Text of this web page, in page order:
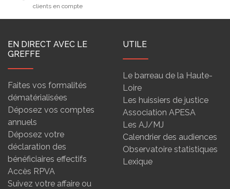
clients en compte
EN DIRECT AVEC LE
GREFFE
Faites vos formalités
dématérialisées
Déposez vos comptes
annuels
Déposez votre
déclaration des
bénéficiaires effectifs
Accès RPVA
Suivez votre affaire ou
UTILE
Le barreau de la Haute-
Loire
Les huissiers de justice
Association APESA
Les AJ/MJ
Calendrier des audiences
Observatoire statistiques
Lexique